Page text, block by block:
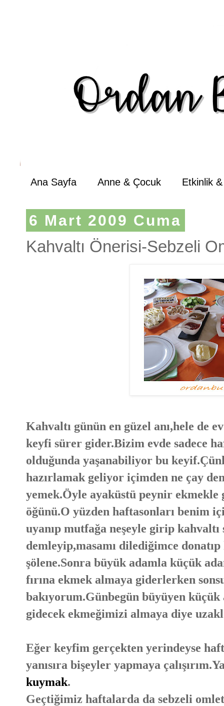
Ana Sayfa Anne & Çocuk Etkinlik
6 Mart 2009 Cuma
Kahvaltı Önerisi-Sebzeli
Kahvaltı günün en güzel anı,hele de
keyfi sürer gider.Bizim evde sadece
olduğunda yaşanabiliyor bu
hazırlamak geliyor içimden ne çay
yemek.Öyle ayaküstü peynir
öğünü.O yüzden haftasonları benim
uyanıp mutfağa neşeyle girip
demleyip,masamı dilediğimce
şölene.Sonra büyük adamla küçük
fırına ekmek almaya giderlerken
bakıyorum.Günbegün büyüyen küçük
gidecek ekmeğimizi almaya diye
Eğer keyfim gerçekten yerindeyse
yanısıra bişeyler yapmaya
kuymak.
Geçtiğimiz haftalarda da sebzeli